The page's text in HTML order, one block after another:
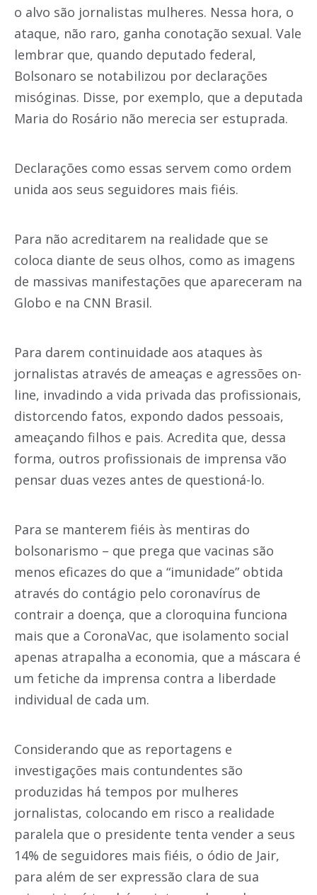
o alvo são jornalistas mulheres. Nessa hora, o
ataque, não raro, ganha conotação sexual. Vale
lembrar que, quando deputado federal,
Bolsonaro se notabilizou por declarações
misóginas. Disse, por exemplo, que a deputada
Maria do Rosário não merecia ser estuprada.
Declarações como essas servem como ordem
unida aos seus seguidores mais fiéis.
Para não acreditarem na realidade que se
coloca diante de seus olhos, como as imagens
de massivas manifestações que apareceram na
Globo e na CNN Brasil.
Para darem continuidade aos ataques às
jornalistas através de ameaças e agressões on-
line, invadindo a vida privada das profissionais,
distorcendo fatos, expondo dados pessoais,
ameaçando filhos e pais. Acredita que, dessa
forma, outros profissionais de imprensa vão
pensar duas vezes antes de questioná-lo.
Para se manterem fiéis às mentiras do
bolsonarismo – que prega que vacinas são
menos eficazes do que a “imunidade” obtida
através do contágio pelo coronavírus de
contrair a doença, que a cloroquina funciona
mais que a CoronaVac, que isolamento social
apenas atrapalha a economia, que a máscara é
um fetiche da imprensa contra a liberdade
individual de cada um.
Considerando que as reportagens e
investigações mais contundentes são
produzidas há tempos por mulheres
jornalistas, colocando em risco a realidade
paralela que o presidente tenta vender a seus
14% de seguidores mais fiéis, o ódio de Jair,
para além de ser expressão clara de sua